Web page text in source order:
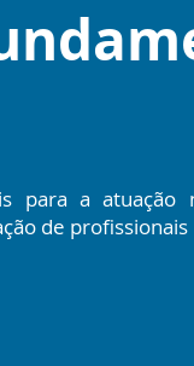
para a
de